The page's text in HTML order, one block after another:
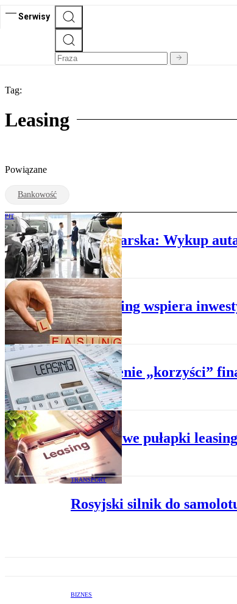
Serwisy
Tag:
Leasing
Powiązane
Bankowość
PIT
Julita Karaś-Gasparska: Wykup
BIZNES
Jak leasing wspiera
BIZNES
Rozliczenie „korzyści”
BIZNES
Podatkowe pułapki
TRANSPORT
Rosyjski silnik do
BIZNES